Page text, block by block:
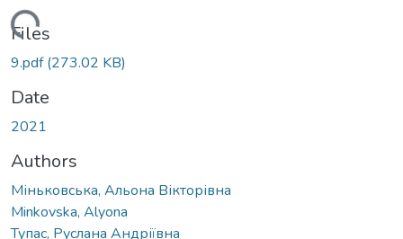
Files
9.pdf(273.02 KB)
Date
2021
Authors
Міньковська, Альона Вікторівна
Minkovska, Alyona
Тупас, Руслана Андріївна